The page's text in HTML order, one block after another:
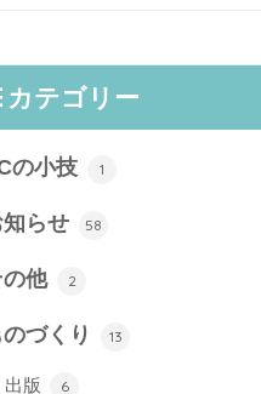
カテゴリー
の小技 1
知らせ 58
の他 2
のづくり 13
出版 6